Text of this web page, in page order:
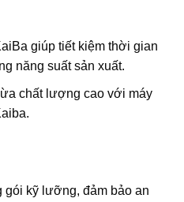
giúp tiết kiệm thời gian
năng suất sản xuất.
chất lượng cao với máy
gói kỹ lưỡng, đảm bảo an